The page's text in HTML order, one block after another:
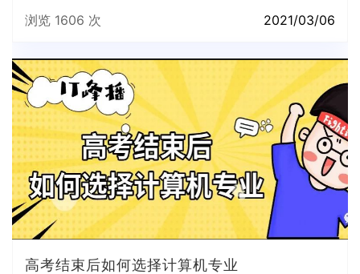
浏览 1606 次 2021/03/06
高考结束后如何选择计算机专业